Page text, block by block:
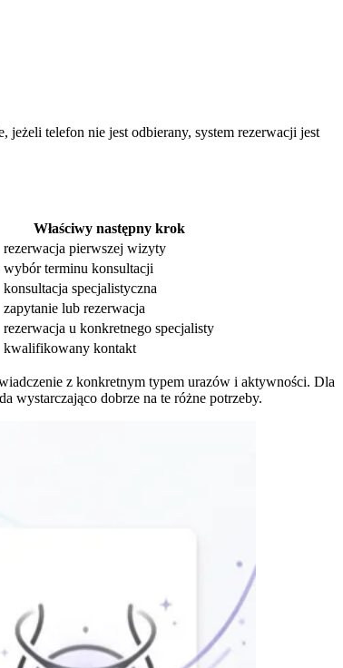
jeżeli telefon nie jest odbierany, system rezerwacji jest
Właściwy następny krok
rezerwacja pierwszej wizyty
wybór terminu konsultacji
konsultacja specjalistyczna
zapytanie lub rezerwacja
rezerwacja u konkretnego specjalisty
kwalifikowany kontakt
z konkretnym typem urazów i aktywności. Dla
dobrze na te różne potrzeby.